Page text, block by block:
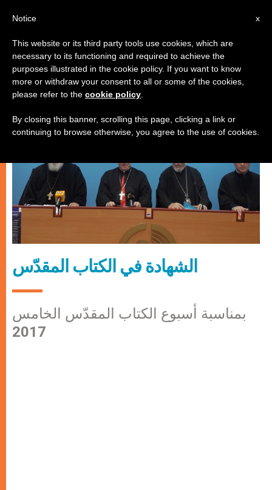
كنيسة محليّة
الشهادة في الكتاب المقدّس
بمناسبة أسبوع الكتاب المقدّس الخامس
2017
x
Notice
This website or its third party tools use cookies, which are
necessary to its functioning and required to achieve the
purposes illustrated in the cookie policy. If you want to know
more or withdraw your consent to all or some of the cookies,
please refer to the cookie policy
By closing this banner, scrolling this page, clicking a link or
continuing to browse otherwise, you agree to the use of cookies.